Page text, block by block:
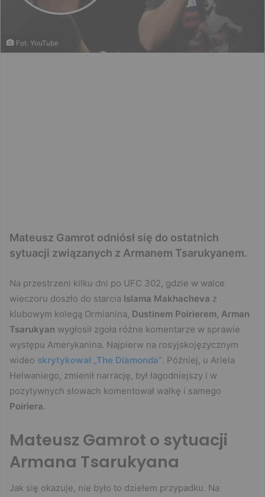
Fot. YouTube
Mateusz Gamrot odniósł się do ostatnich
sytuacji związanych z Armanem Tsarukyanem.
Na przestrzeni kilku dni po UFC 302, gdzie w walce
wieczoru doszło do starcia Islama Makhacheva z
klubowym kolegą Ormianina, Dustinem Poirierem, Arman
Tsarukyan wygłosił zgoła różne komentarze w sprawie
występu Amerykanina. Najpierw na rosyjskojęzycznym
wideo skrytykował „The Diamonda”. Później, u Ariela
Helwaniego, zmienił narrację, był łagodniejszy i w
pozytywnych słowach komentował walkę i samego
Poiriera.
Mateusz Gamrot o sytuacji
Armana Tsarukyana
Jak się okazuje, nie było to dziełem przypadku. Na